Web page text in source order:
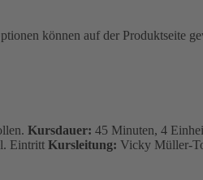
können auf der Produktseite
Kursdauer: 45 Minuten, 4
Eintritt Kursleitung: Vicky Müller-